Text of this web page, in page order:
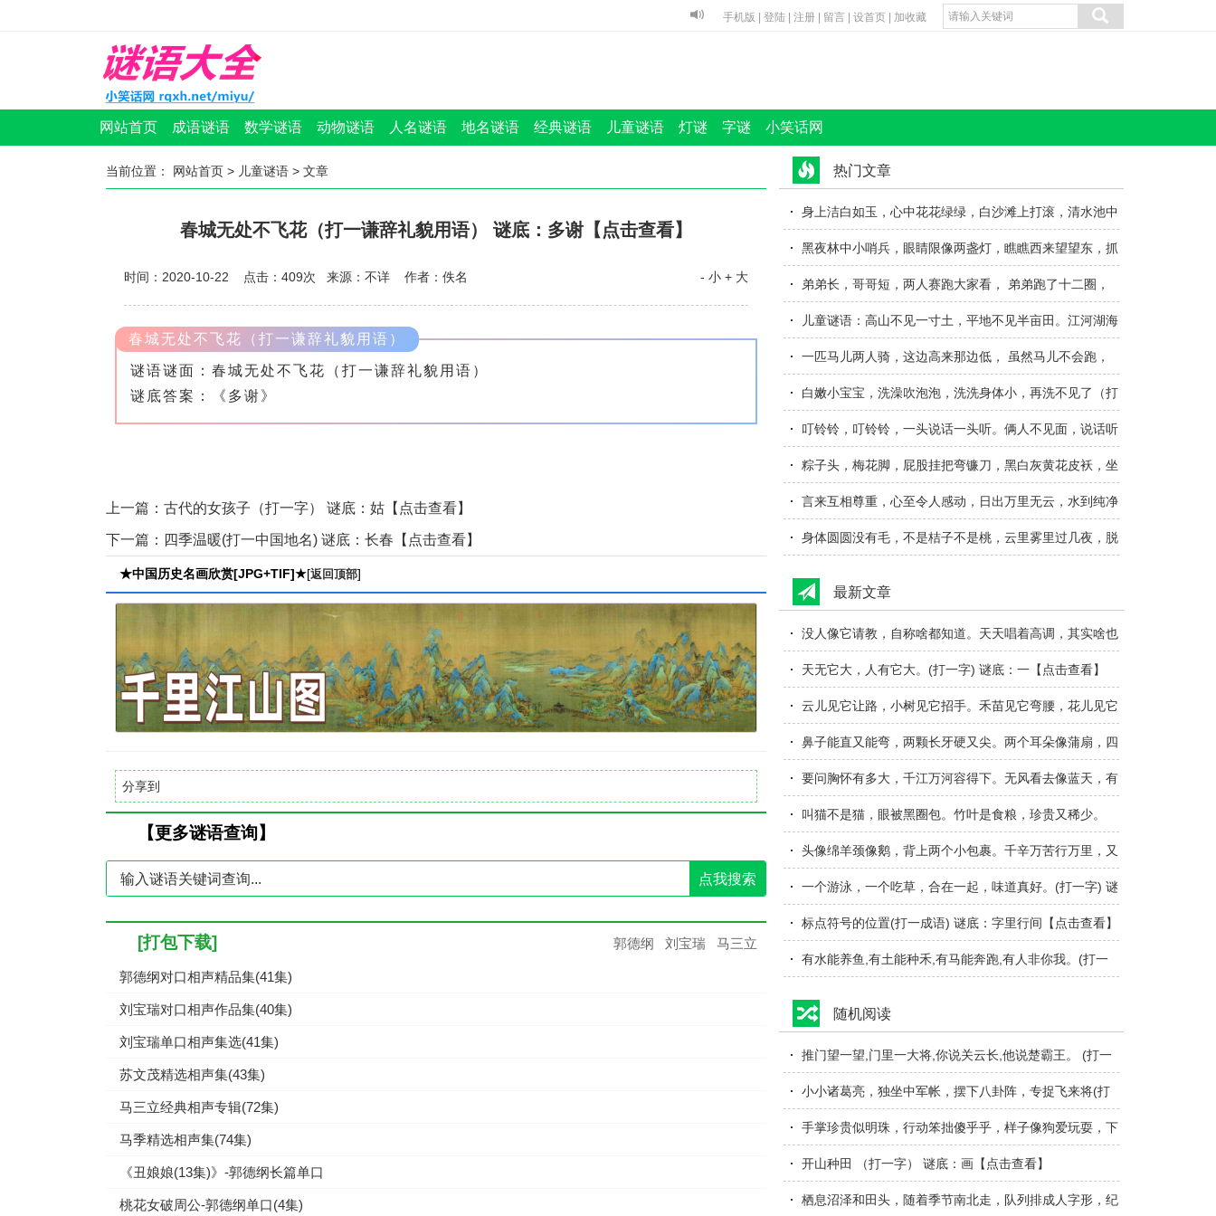
手机版 登陆 注册 留言 设首页 加收藏
网站首页 成语谜语 数学谜语 动物谜语 人名谜语 地名谜语 经典谜语 儿童谜语 灯谜 字谜 小笑话网
当前位置： 网站首页 > 儿童谜语 > 文章
春城无处不飞花（打一谦辞礼貌用语） 谜底：多谢【点击查看】
时间：2020-10-22 点击： 409次 来源：不详 作者：佚名 - 小 + 大
春城无处不飞花（打一谦辞礼貌用语）
谜语谜面：春城无处不飞花（打一谦辞礼貌用语）
谜底答案：《多谢》
上一篇： 古代的女孩子（打一字） 谜底：姑【点击查看】
下一篇： 四季温暖(打一中国地名) 谜底：长春【点击查看】
★中国历史名画欣赏[JPG+TIF]★[返回顶部]
分享到
【更多谜语查询】
点我搜索
[打包下载] 郭德纲 刘宝瑞 马三立
郭德纲对口相声精品集(41集)
刘宝瑞对口相声作品集(40集)
刘宝瑞单口相声集选(41集)
苏文茂精选相声集(43集)
马三立经典相声专辑(72集)
马季精选相声集(74集)
《丑娘娘(13集)》-郭德纲长篇单口
桃花女破周公-郭德纲单口(4集)
热门文章
身上洁白如玉，心中花花绿绿，白沙滩上打滚，清水池中
沐浴。（打..
黑夜林中小哨兵，眼睛限像两盏灯，瞧瞧西来望望东，抓
住盗贼不留..
弟弟长，哥哥短，两人赛跑大家看， 弟弟跑了十二圈，
哥哥一圈才..
儿童谜语：高山不见一寸土，平地不见半亩田。江河湖海
没有水，世..
一匹马儿两人骑，这边高来那边低， 虽然马儿不会跑，
两人骑着笑..
白嫩小宝宝，洗澡吹泡泡，洗洗身体小，再洗不见了（打
一生活用品..
叮铃铃，叮铃铃，一头说话一头听。俩人不见面，说话听
得清。(打..
粽子头，梅花脚，屁股挂把弯镰刀，黑白灰黄花皮袄，坐
着反比站着..
言来互相尊重，心至令人感动，日出万里无云，水到纯净
透明。(打..
身体圆圆没有毛，不是桔子不是桃，云里雾里过几夜，脱
最新文章
没人像它请教，自称啥都知道。天天唱着高调，其实啥也
不晓。(打..
天无它大，人有它大。(打一字) 谜底：一【点击查看】
云儿见它让路，小树见它招手。禾苗见它弯腰，花儿见它
点头。(打..
鼻子能直又能弯，两颗长牙硬又尖。两个耳朵像蒲扇，四
条巨腿粗又..
要问胸怀有多大，千江万河容得下。无风看去像蓝天，有
风就起雪浪..
叫猫不是猫，眼被黑圈包。竹叶是食粮，珍贵又稀少。
(打一动物)..
头像绵羊颈像鹅，背上两个小包裹。千辛万苦行万里，又
耐渴来又耐..
一个游泳，一个吃草，合在一起，味道真好。(打一字) 谜
底：鲜..
标点符号的位置(打一成语) 谜底：字里行间【点击查看】
有水能养鱼,有土能种禾,有马能奔跑,有人非你我。(打一
随机阅读
推门望一望,门里一大将,你说关云长,他说楚霸王。 (打一
字) 谜底..
小小诸葛亮，独坐中军帐，摆下八卦阵，专捉飞来将(打
一动物) ..
手掌珍贵似明珠，行动笨拙傻乎乎，样子像狗爱玩耍，下
水上树有功..
开山种田 （打一字） 谜底：画【点击查看】
栖息沼泽和田头，随着季节南北走，队列排成人字形，纪